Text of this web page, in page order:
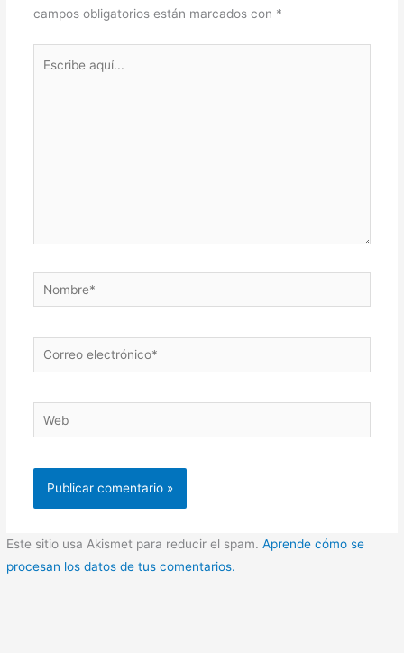
campos obligatorios están marcados con *
Nombre*
Correo
electrónico*
Web
Este sitio usa Akismet para reducir el spam.Aprende cómo se
procesan los datos de tus comentarios.